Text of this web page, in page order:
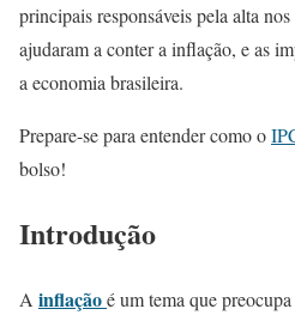
principais responsáveis pela alta
ajudaram a conter a inflação, e as
a economia brasileira.
Prepare-se para entender como o
bolso!
Introdução
A inflaçãoé um tema que